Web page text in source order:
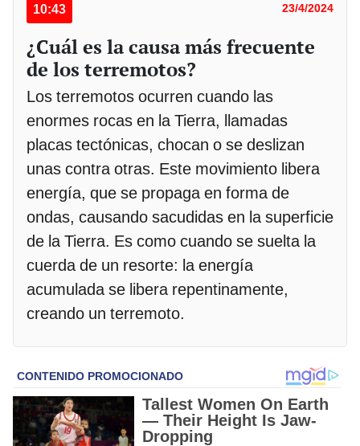
10:43 23/4/2024
¿Cuál es la causa más frecuente
de los terremotos?
Los terremotos ocurren cuando las
enormes rocas en la Tierra, llamadas
placas tectónicas, chocan o se deslizan
unas contra otras. Este movimiento libera
energía, que se propaga en forma de
ondas, causando sacudidas en la superficie
de la Tierra. Es como cuando se suelta la
cuerda de un resorte: la energía
acumulada se libera repentinamente,
creando un terremoto.